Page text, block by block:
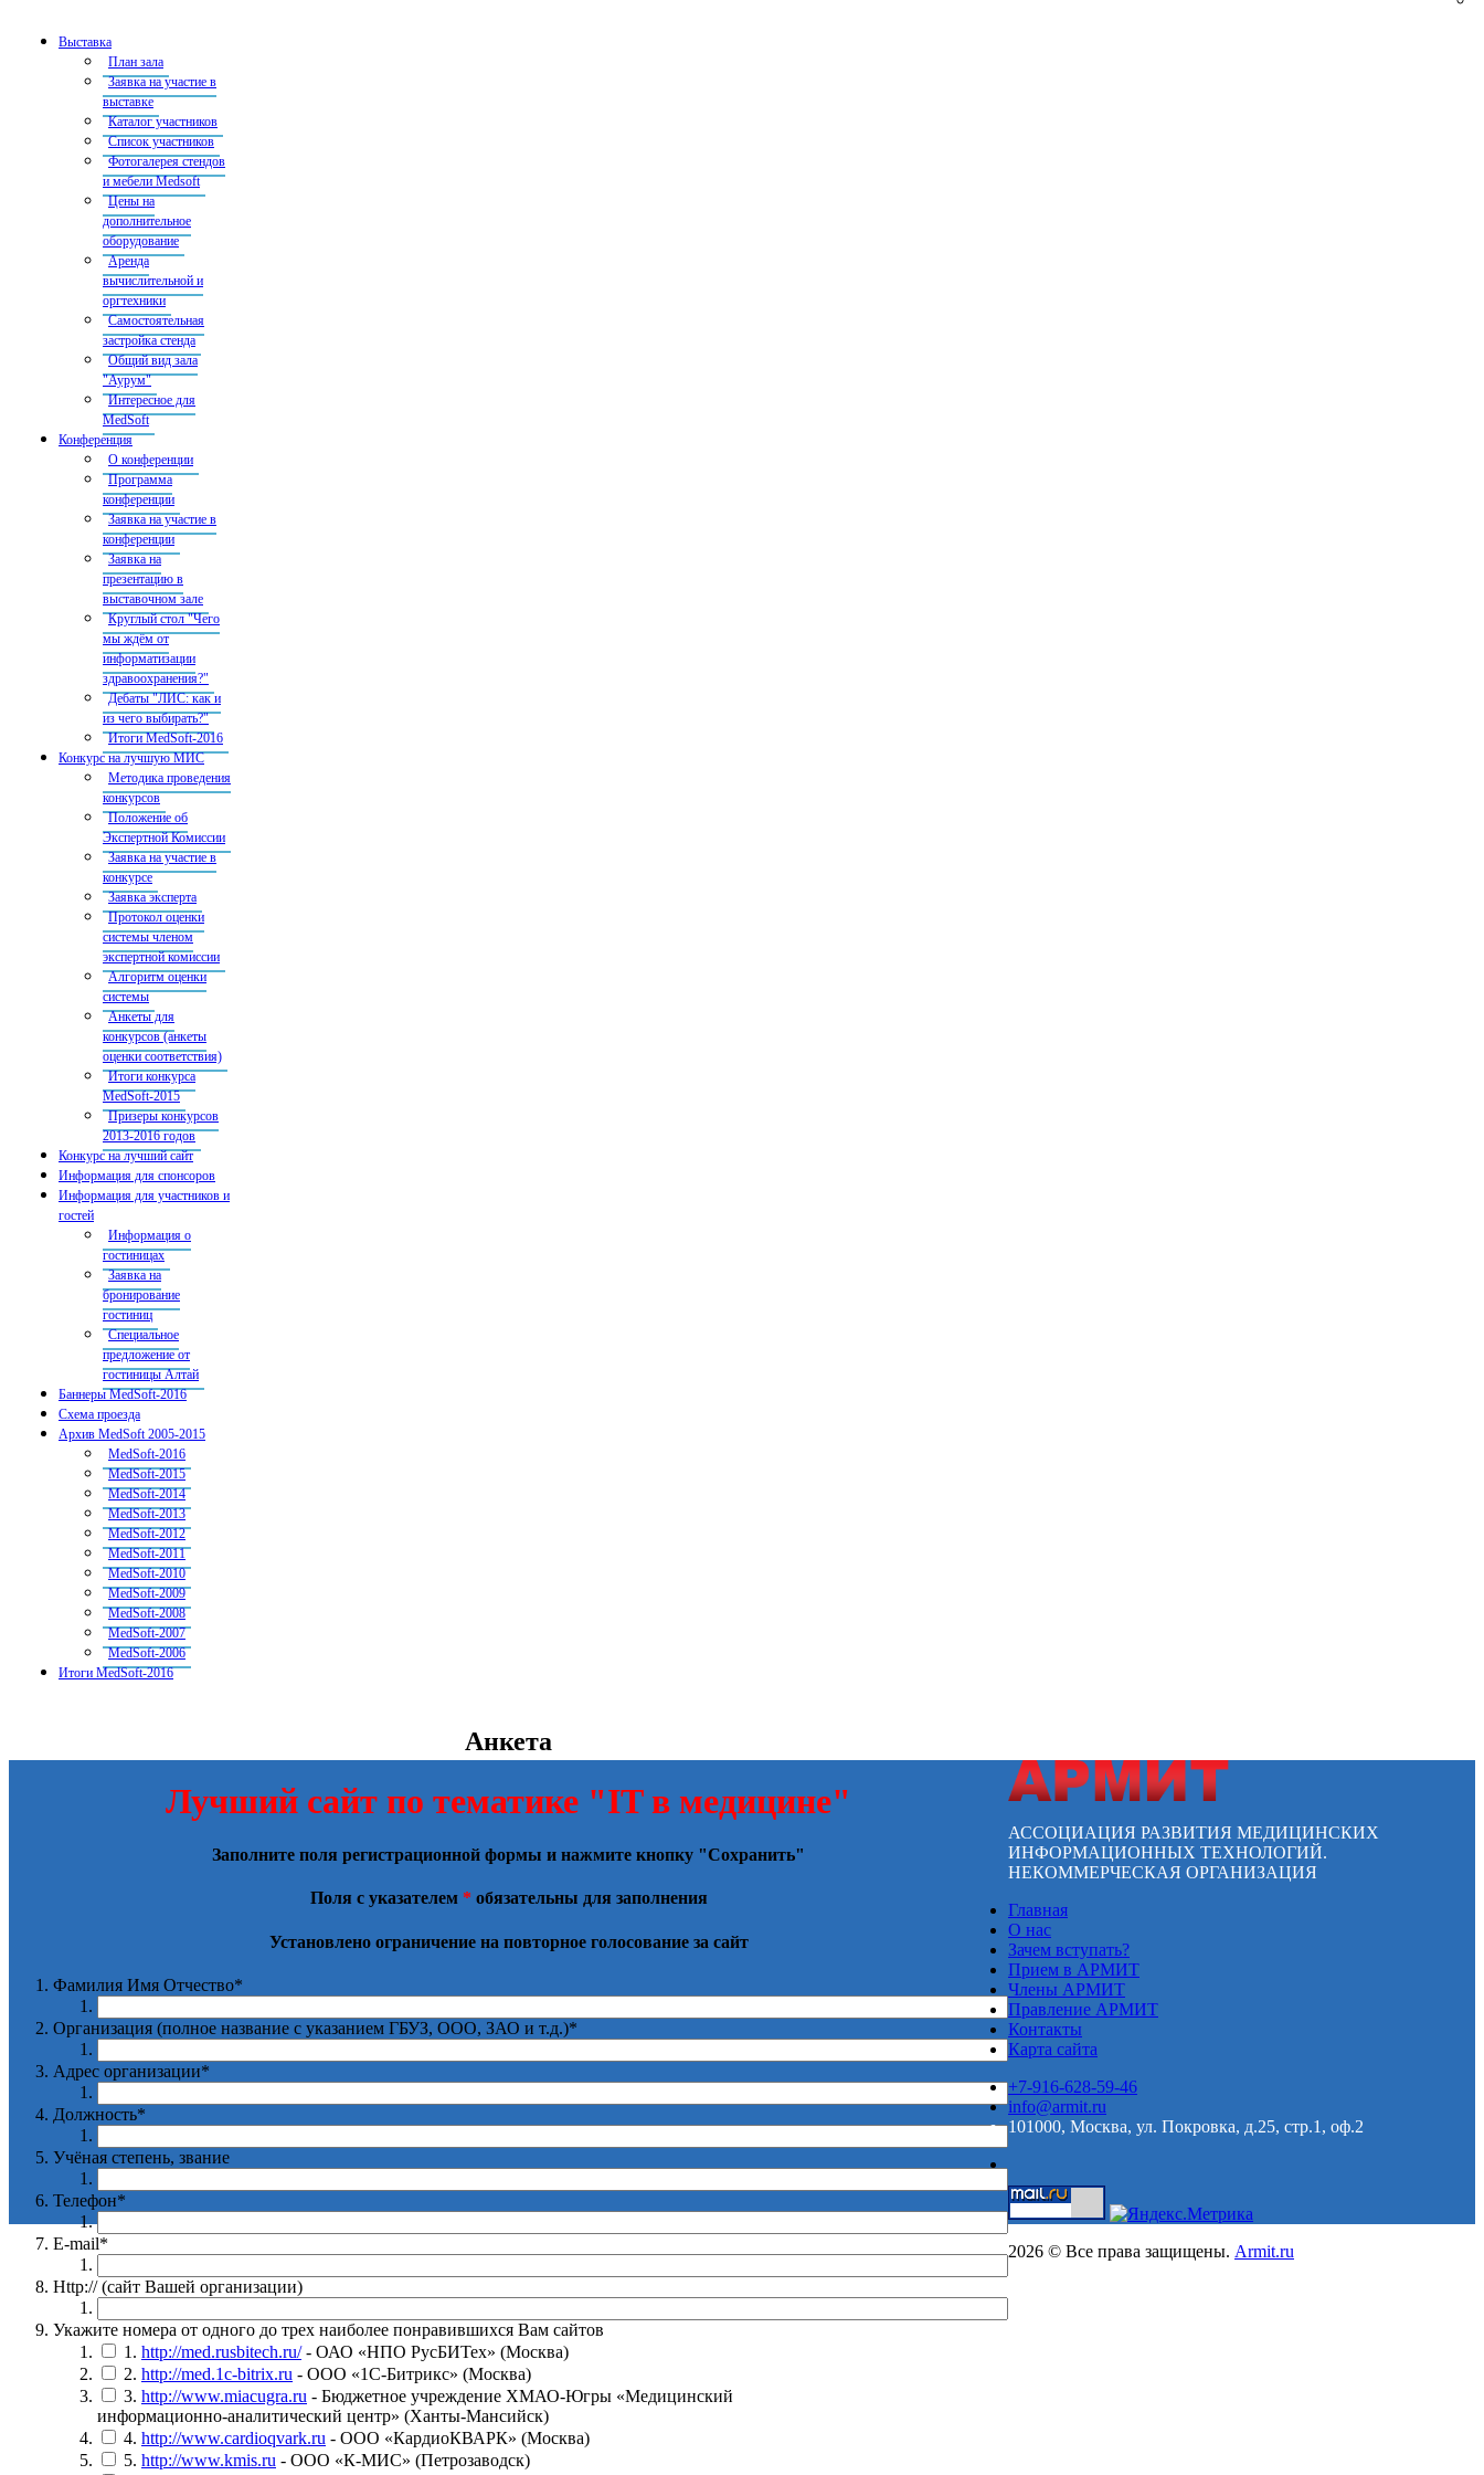
Выставка
План зала
Заявка на участие в
выставке
Каталог участников
Список участников
Фотогалерея стендов
и мебели Medsoft
Цены на
дополнительное
оборудование
Аренда
вычислительной и
оргтехники
Самостоятельная
застройка стенда
Общий вид зала
"Аурум"
Интересное для
MedSoft
Конференция
О конференции
Программа
конференции
Заявка на участие в
конференции
Заявка на
презентацию в
выставочном зале
Круглый стол "Чего
мы ждём от
информатизации
здравоохранения?"
Дебаты "ЛИС: как и
из чего выбирать?"
Итоги MedSoft-2016
Конкурс на лучшую МИС
Методика проведения
конкурсов
Положение об
Экспертной Комиссии
Заявка на участие в
конкурсе
Заявка эксперта
Протокол оценки
системы членом
экспертной комиссии
Алгоритм оценки
системы
Анкеты для
конкурсов (анкеты
оценки соответствия)
Итоги конкурса
MedSoft-2015
Призеры конкурсов
2013-2016 годов
Конкурс на лучший сайт
Информация для спонсоров
Информация для участников и
гостей
Информация о
гостиницах
Заявка на
бронирование
гостиниц
Специальное
предложение от
гостиницы Алтай
Баннеры MedSoft-2016
Схема проезда
Архив MedSoft 2005-2015
MedSoft-2016
MedSoft-2015
MedSoft-2014
MedSoft-2013
MedSoft-2012
MedSoft-2011
MedSoft-2010
MedSoft-2009
MedSoft-2008
MedSoft-2007
MedSoft-2006
Итоги MedSoft-2016
Анкета
Лучший сайт по тематике "IT в медицине"
Заполните поля регистрационной формы и нажмите кнопку "Сохранить"
Поля с указателем * обязательны для заполнения
Установлено ограничение на повторное голосование за сайт
Фамилия Имя Отчество*
Организация (полное название с указанием ГБУЗ, ООО, ЗАО и т.д.)*
Адрес организации*
Должность*
Учёная степень, звание
Телефон*
E-mail*
Http:// (сайт Вашей организации)
Укажите номера от одного до трех наиболее понравившихся Вам сайтов
1. http://med.rusbitech.ru/- ОАО «НПО РусБИТех» (Москва)
2. http://med.1c-bitrix.ru - ООО «1С-Битрикс» (Москва)
3. http://www.miacugra.ru - Бюджетное учреждение ХМАО-Югры «Медицинский
информационно-аналитический центр» (Ханты-Мансийск)
4. http://www.cardioqvark.ru - ООО «КардиоКВАРК» (Москва)
5. http://www.kmis.ru - ООО «К-МИС» (Петрозаводск)
АССОЦИАЦИЯ РАЗВИТИЯ МЕДИЦИНСКИХ
ИНФОРМАЦИОННЫХ ТЕХНОЛОГИЙ.
НЕКОММЕРЧЕСКАЯ ОРГАНИЗАЦИЯ
Главная
О нас
Зачем вступать?
Прием в АРМИТ
Члены АРМИТ
Правление АРМИТ
Контакты
Карта сайта
+7-916-628-59-46
info@armit.ru
101000, Москва, ул. Покровка, д.25, стр.1, оф.2
2026 © Все права защищены. Armit.ru